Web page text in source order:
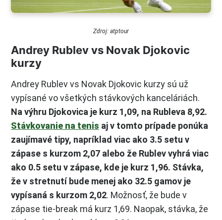
Zdroj: atptour
Andrey Rublev vs Novak Djokovic
kurzy
Andrey Rublev vs Novak Djokovic kurzy sú už
vypísané vo všetkých stávkových kanceláriách.
Na výhru Djokovica je kurz 1,09, na Rubleva 8,92.
Stávkovanie na tenis aj v tomto prípade ponúka
zaujímavé tipy, napríklad viac ako 3.5 setu v
zápase s kurzom 2,07 alebo že Rublev vyhrá viac
ako 0.5 setu v zápase, kde je kurz 1,96. Stávka,
že v stretnutí bude menej ako 32.5 gamov je
vypísaná s kurzom 2,02. Možnosť, že bude v
zápase tie-break má kurz 1,69. Naopak, stávka, že